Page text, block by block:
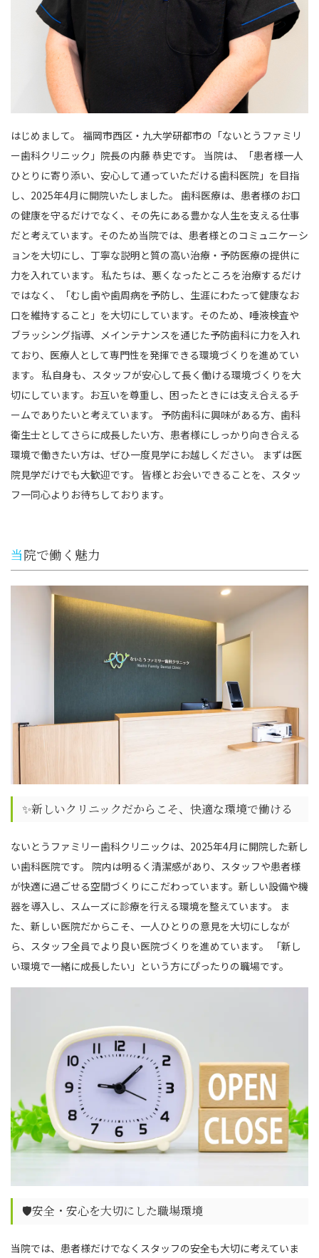
はじめまして。 福岡市西区・九大学研都市の「ないとうファミリ
ー歯科クリニック」院長の内藤 恭史です。 当院は、「患者様一人
ひとりに寄り添い、安心して通っていただける歯科医院」を目指
し、2025年4月に開院いたしました。 歯科医療は、患者様のお口
の健康を守るだけでなく、その先にある豊かな人生を支える仕事
だと考えています。そのため当院では、患者様とのコミュニケーシ
ョンを大切にし、丁寧な説明と質の高い治療・予防医療の提供に
力を入れています。 私たちは、悪くなったところを治療するだけ
ではなく、「むし歯や歯周病を予防し、生涯にわたって健康なお
口を維持すること」を大切にしています。そのため、唾液検査や
ブラッシング指導、メインテナンスを通じた予防歯科に力を入れ
ており、医療人として専門性を発揮できる環境づくりを進めてい
ます。 私自身も、スタッフが安心して長く働ける環境づくりを大
切にしています。お互いを尊重し、困ったときには支え合えるチ
ームでありたいと考えています。 予防歯科に興味がある方、歯科
衛生士としてさらに成長したい方、患者様にしっかり向き合える
環境で働きたい方は、ぜひ一度見学にお越しください。 まずは医
院見学だけでも大歓迎です。 皆様とお会いできることを、スタッ
フ一同心よりお待ちしております。
当院で働く魅力
✨新しいクリニックだからこそ、快適な環境で働ける
ないとうファミリー歯科クリニックは、2025年4月に開院した新し
い歯科医院です。 院内は明るく清潔感があり、スタッフや患者様
が快適に過ごせる空間づくりにこだわっています。新しい設備や機
器を導入し、スムーズに診療を行える環境を整えています。 ま
た、新しい医院だからこそ、一人ひとりの意見を大切にしなが
ら、スタッフ全員でより良い医院づくりを進めています。 「新し
い環境で一緒に成長したい」という方にぴったりの職場です。
🛡️安全・安心を大切にした職場環境
当院では、患者様だけでなくスタッフの安全も大切に考えていま